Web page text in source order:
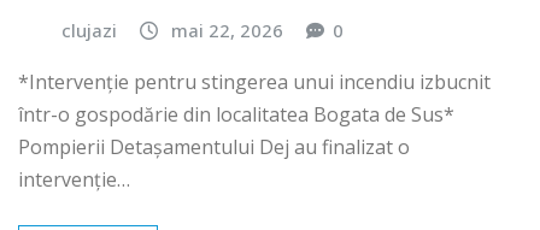
clujazi mai 22, 2026 0
*Intervenție pentru stingerea unui incendiu izbucnit
într-o gospodărie din localitatea Bogata de Sus*
Pompierii Detașamentului Dej au finalizat o
intervenție…